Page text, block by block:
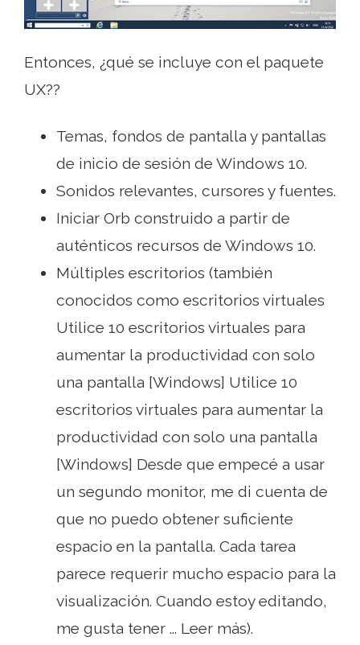
Entonces, ¿qué se incluye con el paquete
UX??
Temas, fondos de pantalla y pantallas
de inicio de sesión de Windows 10.
Sonidos relevantes, cursores y fuentes.
Iniciar Orb construido a partir de
auténticos recursos de Windows 10.
Múltiples escritorios (también
conocidos como escritorios virtuales
Utilice 10 escritorios virtuales para
aumentar la productividad con solo
una pantalla [Windows] Utilice 10
escritorios virtuales para aumentar la
productividad con solo una pantalla
[Windows] Desde que empecé a usar
un segundo monitor, me di cuenta de
que no puedo obtener suficiente
espacio en la pantalla. Cada tarea
parece requerir mucho espacio para la
visualización. Cuando estoy editando,
me gusta tener ... Leer más).